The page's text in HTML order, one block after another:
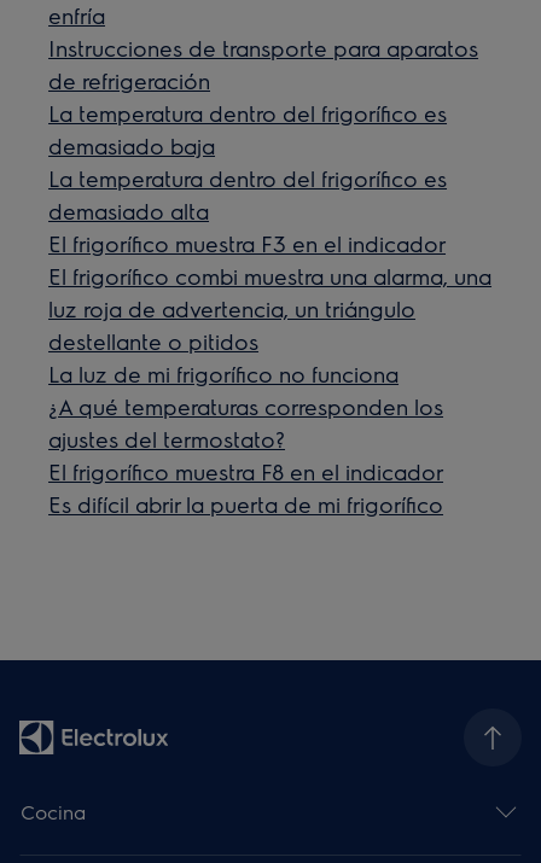
enfría
Instrucciones de transporte para aparatos
de refrigeración
La temperatura dentro del frigorífico es
demasiado baja
La temperatura dentro del frigorífico es
demasiado alta
El frigorífico muestra F3 en el indicador
El frigorífico combi muestra una alarma, una
luz roja de advertencia, un triángulo
destellante o pitidos
La luz de mi frigorífico no funciona
¿A qué temperaturas corresponden los
ajustes del termostato?
El frigorífico muestra F8 en el indicador
Es difícil abrir la puerta de mi frigorífico
Cocina